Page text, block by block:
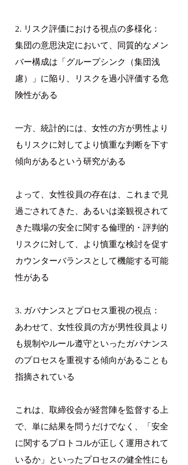
2. リスク評価における視点の多様化：
集団の意思決定において、同質的なメン
バー構成は「グループシンク（集団浅
慮）」に陥り、リスクを過小評価する危
険性がある
一方、統計的には、女性の方が男性より
もリスクに対してより慎重な判断を下す
傾向があるという研究がある
よって、女性役員の存在は、これまで見
過ごされてきた、あるいは楽観視されて
きた職場の安全に関する倫理的・評判的
リスクに対して、より慎重な検討を促す
カウンターバランスとして機能する可能
性がある
3. ガバナンスとプロセス重視の視点：
あわせて、女性役員の方が男性役員より
も規制やルール遵守といったガバナンス
のプロセスを重視する傾向があることも
指摘されている
これは、取締役会が経営陣を監督する上
で、単に結果を問うだけでなく、「安全
に関するプロトコルが正しく運用されて
いるか」といったプロセスの健全性にも